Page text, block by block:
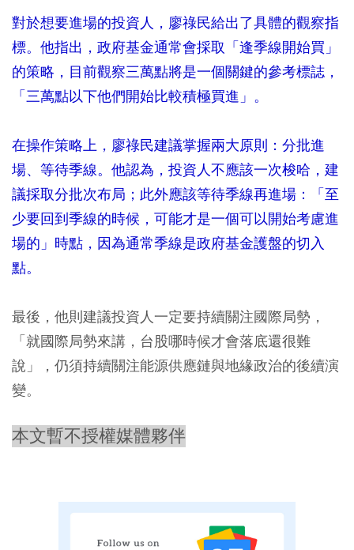
對於想要進場的投資人，廖祿民給出了具體的觀察指
標。他指出，政府基金通常會採取「逢季線開始買」
的策略，目前觀察三萬點將是一個關鍵的參考標誌，
「三萬點以下他們開始比較積極買進」。
在操作策略上，廖祿民建議掌握兩大原則：分批進
場、等待季線。他認為，投資人不應該一次梭哈，建
議採取分批次布局；此外應該等待季線再進場：「至
少要回到季線的時候，可能才是一個可以開始考慮進
場的」時點，因為通常季線是政府基金護盤的切入
點。
最後，他則建議投資人一定要持續關注國際局勢，
「就國際局勢來講，台股哪時候才會落底還很難
說」，仍須持續關注能源供應鏈與地緣政治的後續演
變。
本文暫不授權媒體夥伴